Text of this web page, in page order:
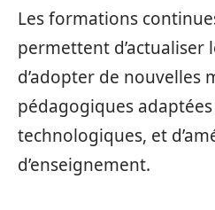
Les formations
permettent d’actualiser
d’adopter de nouvelles
pédagogiques
technologiques, et
d’enseignement.